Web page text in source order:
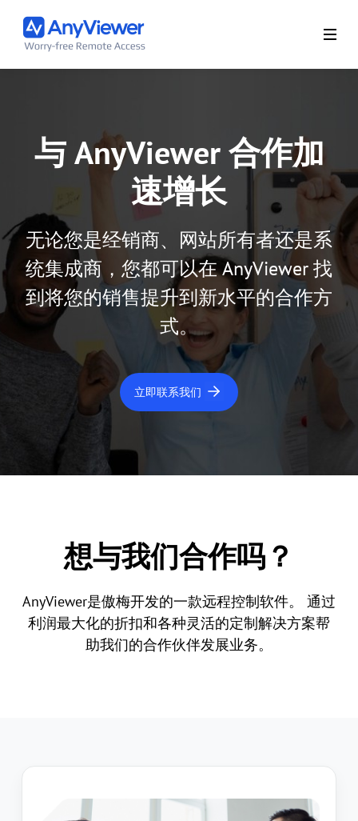
与 AnyViewer 合作加
速增长
无论您是经销商、网站所有者还是系
统集成商，您都可以在 AnyViewer 找
到将您的销售提升到新水平的合作方
式。
立即联系我们
想与我们合作吗？
AnyViewer是傲梅开发的一款远程控制软件。 通过
利润最大化的折扣和各种灵活的定制解决方案帮
助我们的合作伙伴发展业务。